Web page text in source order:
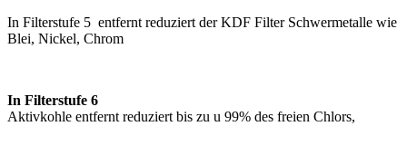
In Filterstufe 5 entfernt reduziert der KDF Filter Schwermetalle wie
Blei, Nickel, Chrom
In Filterstufe 6
Aktivkohle entfernt reduziert bis zu u 99% des freien Chlors,